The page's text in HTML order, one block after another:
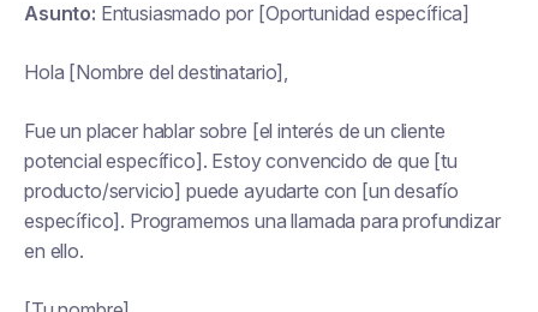
Asunto: Entusiasmado por [Oportunidad específica]
Hola [Nombre del destinatario],
Fue un placer hablar sobre [el interés de un cliente
potencial específico]. Estoy convencido de que [tu
producto/servicio] puede ayudarte con [un desafío
específico]. Programemos una llamada para profundizar
en ello.